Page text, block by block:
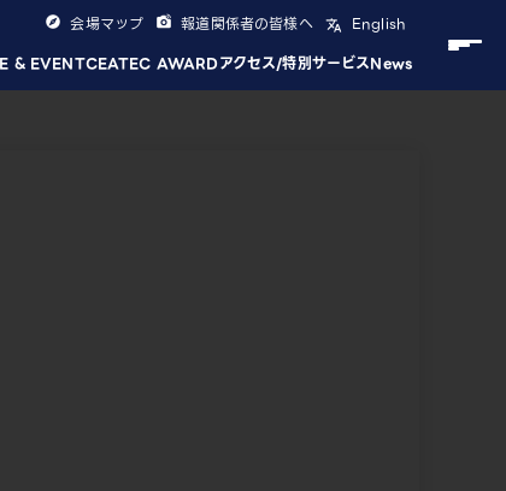
& EVENTCEATEC AWARDアクセス/特別サービスNews
会場マップ 報道関係者の皆様へ English